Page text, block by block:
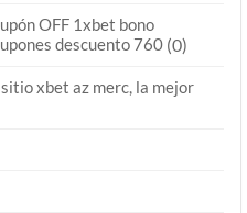
OFF 1xbet bono
descuento 760 (0)
xbet az merc, la mejor